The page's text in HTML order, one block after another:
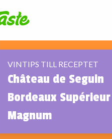
VINTIPS TILL RECEPTET
Château de Seguin
Bordeaux Supérieur
Magnum